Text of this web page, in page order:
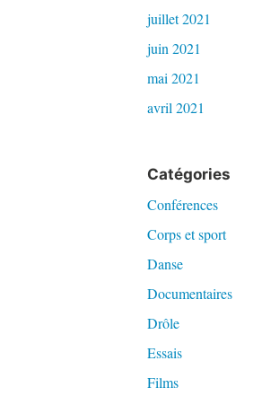
juillet 2021
juin 2021
mai 2021
avril 2021
Catégories
Conférences
Corps et sport
Danse
Documentaires
Drôle
Essais
Films